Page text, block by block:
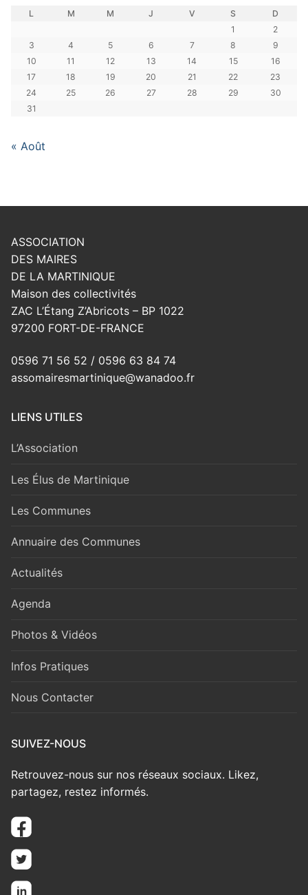
L M M J V S
D
1
2
3
4 5 6 7 8
9
10
11 12 13 14 15
16
17
18 19 20 21 22
23
24
25 26 27 28 29
30
31
« Août
ASSOCIATION
DES MAIRES
DE LA MARTINIQUE
Maison des collectivités
ZAC L’Étang Z’Abricots – BP 1022
97200 FORT-DE-FRANCE
0596 71 56 52 / 0596 63 84 74
assomairesmartinique@wanadoo.fr
LIENS UTILES
L’Association
Les Élus de Martinique
Les Communes
Annuaire des Communes
Actualités
Agenda
Photos & Vidéos
Infos Pratiques
Nous Contacter
SUIVEZ-NOUS
Retrouvez-nous sur nos réseaux sociaux. Likez,
partagez, restez informés.